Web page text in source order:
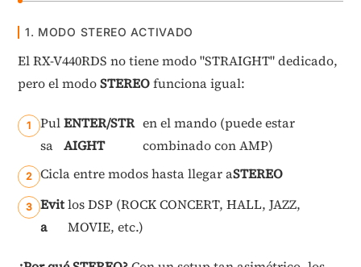
1. MODO STEREO ACTIVADO
El RX-V440RDS no tiene modo "STRAIGHT" dedicado,
pero el modoSTEREOfunciona igual:
Pul
sa
ENTER/STR
AIGHT
en el mando (puede estar
combinado con AMP)
Cicla entre modos hasta llegar aSTEREO
Evit
a
los DSP (ROCK CONCERT, HALL, JAZZ,
MOVIE, etc.)